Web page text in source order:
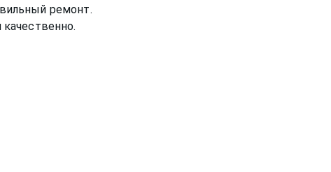
ремонт.